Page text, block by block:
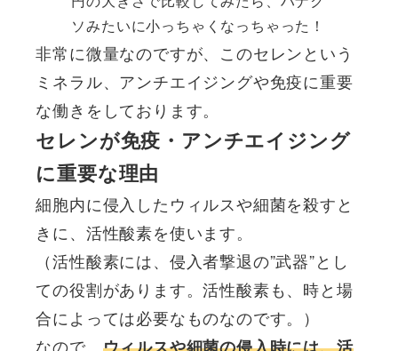
ソみたいに小っちゃくなっちゃった！
非常に微量なのですが、このセレンという
ミネラル、アンチエイジングや免疫に重要
な働きをしております。
セレンが免疫・アンチエイジング
に重要な理由
細胞内に侵入したウィルスや細菌を殺すと
きに、活性酸素を使います。
（活性酸素には、侵入者撃退の”武器”とし
ての役割があります。活性酸素も、時と場
合によっては必要なものなのです。）
なので、